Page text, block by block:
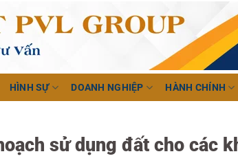
HÌNH SỰ DOANH NGHIỆP HÀNH CHÍNH
sử dụng đất cho các